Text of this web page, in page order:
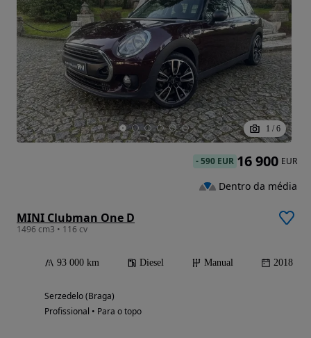
1 / 6
MINI Clubman One D
1496 cm3 • 116 cv
93 000 km Diesel Manual 2018
Serzedelo (Braga)
Profissional • Para o topo
-590 EUR 16 900 EUR
Dentro da média